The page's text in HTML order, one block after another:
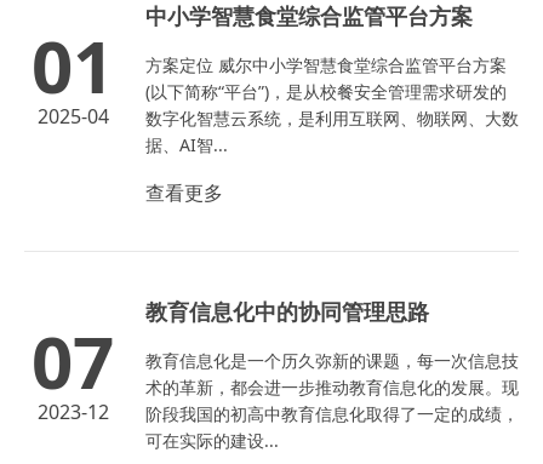
01
2025-04
中小学智慧食堂综合监管平台方案
方案定位 威尔中小学智慧食堂综合监管平台方案
(以下简称“平台”)，是从校餐安全管理需求研发的
数字化智慧云系统，是利用互联网、物联网、大数
据、AI智...
查看更多
07
2023-12
教育信息化中的协同管理思路
教育信息化是一个历久弥新的课题，每一次信息技
术的革新，都会进一步推动教育信息化的发展。现
阶段我国的初高中教育信息化取得了一定的成绩，
可在实际的建设...